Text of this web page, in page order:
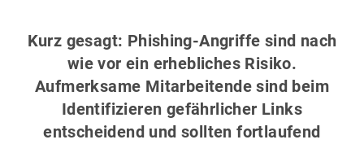
Kurz gesagt: Phishing-Angriffe sind nach
wie vor ein erhebliches Risiko.
Aufmerksame Mitarbeitende sind beim
Identifizieren gefährlicher Links
entscheidend und sollten fortlaufend